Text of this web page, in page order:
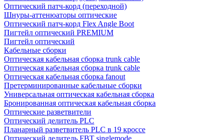
Оптический патч-корд (переходной)
Шнуры-аттенюаторы оптические
Оптический патч-корд Flex Angle Boot
Пигтейл оптический PREMIUM
Пигтейл оптический
Кабельные сборки
Оптическая кабельная сборка trunk cable
Оптическая кабельная сборка trunk cable
Оптическая кабельная сборка fanout
Претерминированные кабельные сборки
Универсальная оптическая кабельная сборка
Бронированная оптическая кабельная сборка
Оптические разветвители
Оптический делитель PLC
Планарный разветвитель PLC в 19 кроссе
Оптический делитель FBT singlemode